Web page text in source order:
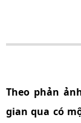
Theo phản
gian qua có